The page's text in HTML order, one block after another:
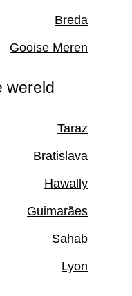
Breda
Gooise Meren
wereld
Taraz
Bratislava
Hawally
Guimarães
Sahab
Lyon